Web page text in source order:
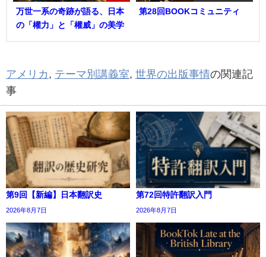
万世一系の奇跡が語る、日本
の「權力」と「權威」の美学
第28回BOOKコミュニティ
アメリカ テーマ別講義室 世界の出版事情の関連記
事
第9回【新編】日本翻訳史
2026年8月7日
第72回特許翻訳入門
2026年8月7日